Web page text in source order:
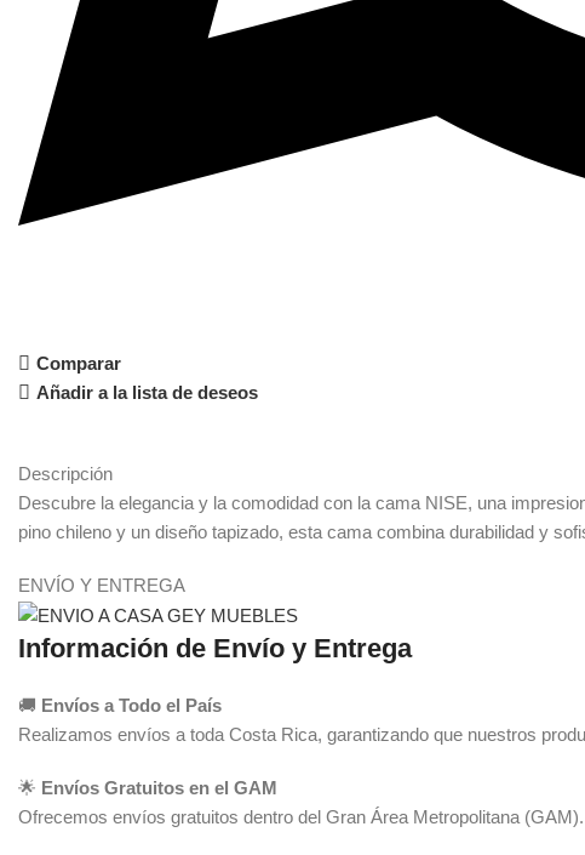
Comparar
Añadir a la lista de deseos
Descripción
Descubre la elegancia y la comodidad con la cama NISE, una
pino chileno y un diseño tapizado, esta cama combina durabilidad y
ENVÍO Y ENTREGA
Información de Envío y Entrega
🚚 Envíos a Todo el País
Realizamos envíos a toda Costa Rica, garantizando que nuestros
🌟 Envíos Gratuitos en el GAM
Ofrecemos envíos gratuitos dentro del Gran Área Metropolitana (GAM).